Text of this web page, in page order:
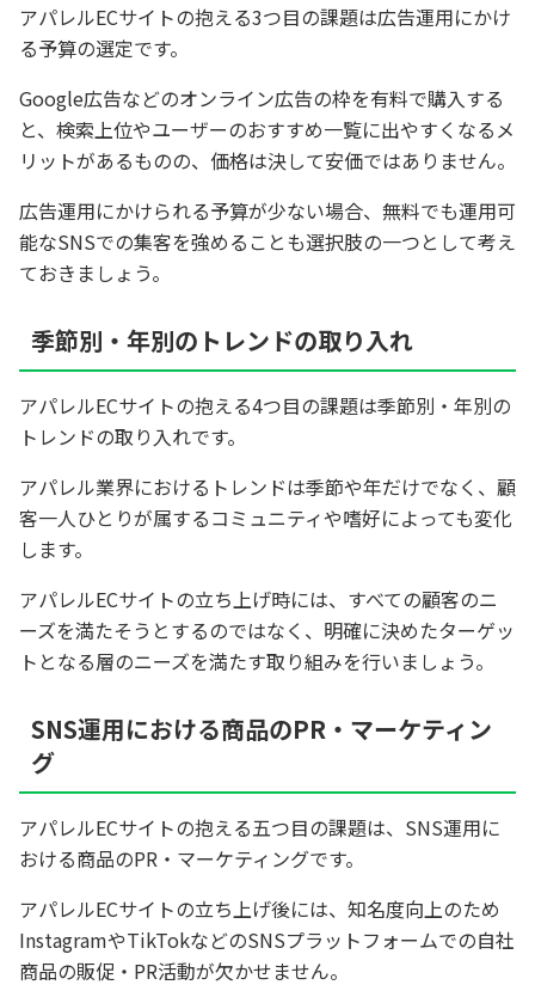
アパレルECサイトの抱える3つ目の課題は広告運用にかけ
る予算の選定です。
Google広告などのオンライン広告の枠を有料で購入する
と、検索上位やユーザーのおすすめ一覧に出やすくなるメ
リットがあるものの、価格は決して安価ではありません。
広告運用にかけられる予算が少ない場合、無料でも運用可
能なSNSでの集客を強めることも選択肢の一つとして考え
ておきましょう。
季節別・年別のトレンドの取り入れ
アパレルECサイトの抱える4つ目の課題は季節別・年別の
トレンドの取り入れです。
アパレル業界におけるトレンドは季節や年だけでなく、顧
客一人ひとりが属するコミュニティや嗜好によっても変化
します。
アパレルECサイトの立ち上げ時には、すべての顧客のニ
ーズを満たそうとするのではなく、明確に決めたターゲッ
トとなる層のニーズを満たす取り組みを行いましょう。
SNS運用における商品のPR・マーケティン
グ
アパレルECサイトの抱える五つ目の課題は、SNS運用に
おける商品のPR・マーケティングです。
アパレルECサイトの立ち上げ後には、知名度向上のため
InstagramやTikTokなどのSNSプラットフォームでの自社
商品の販促・PR活動が欠かせません。